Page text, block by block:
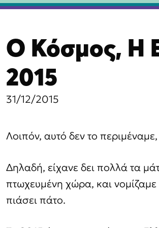
Ο Κόσμος, Η
2015
31/12/2015
Λοιπόν, αυτό δεν το περιμέναμε,
Δηλαδή, είχανε δει πολλά τα
πτωχευμένη χώρα, και νομίζαμε
πιάσει πάτο.